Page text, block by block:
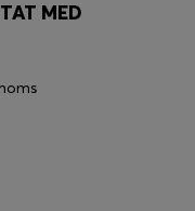
MED